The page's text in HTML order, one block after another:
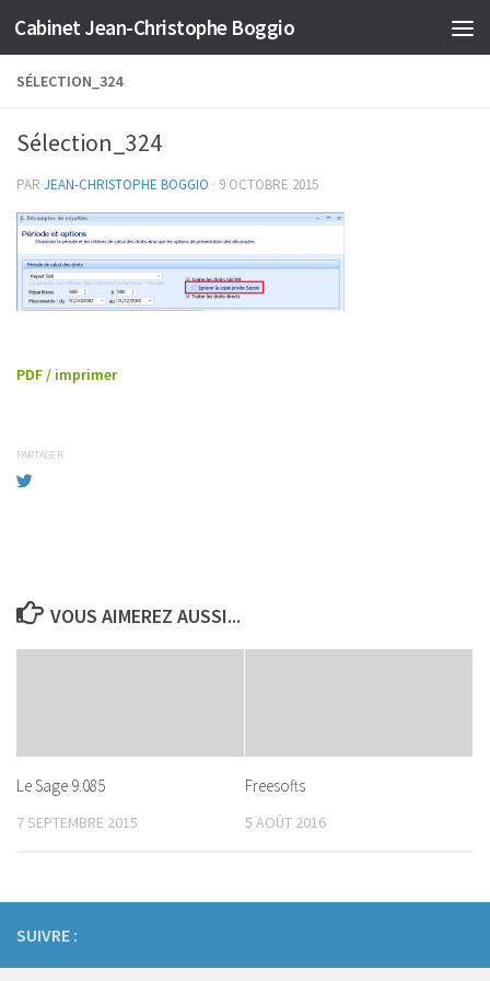
Skip to content
Cabinet Jean-Christophe Boggio
SÉLECTION_324
Sélection_324
PAR JEAN-CHRISTOPHE BOGGIO · 9 OCTOBRE 2015
PDF / imprimer
PARTAGER
VOUS AIMEREZ AUSSI...
Le Sage 9.085
7 SEPTEMBRE 2015
Freesofts
5 AOÛT 2016
SUIVRE :